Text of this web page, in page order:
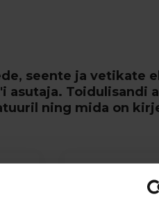
seente ja vetikate
Toidulisandi
ning mida on